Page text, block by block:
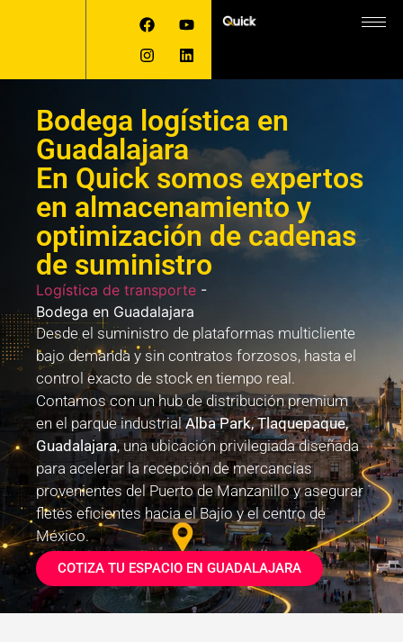
Bodega logística en
Guadalajara
En Quick somos expertos
en almacenamiento y
optimización de cadenas
de suministro
Logística de transporte -
Bodega en Guadalajara
Desde el suministro de plataformas multicliente
bajo demanda y sin contratos forzosos, hasta el
control exacto de stock en tiempo real.
Contamos con un hub de distribución premium
en el parque industrialAlba Park, Tlaquepaque,
Guadalajara, una ubicación privilegiada diseñada
para acelerar la recepción de mercancías
provenientes del Puerto de Manzanillo y asegurar
fletes eficientes hacia el Bajío y el centro de
México.
COTIZA TU ESPACIO EN GUADALAJARA